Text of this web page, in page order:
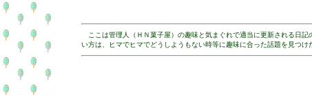
ここは管理人（ＨＮ菓子屋）の趣味と気まぐれで適当に更新される日
い方は、ヒマでヒマでどうしようもない時等に趣味に合った話題を見つけ